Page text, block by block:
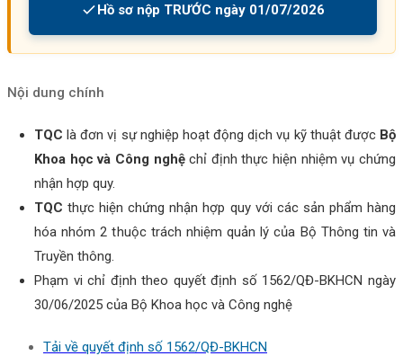
Hồ sơ nộp TRƯỚC ngày 01/07/2026
Nội dung chính
TQC là đơn vị sự nghiệp hoạt động dịch vụ kỹ thuật được Bộ
Khoa học và Công nghệchỉ định thực hiện nhiệm vụ chứng
nhận hợp quy.
TQC thực hiện chứng nhận hợp quy với các sản phẩm hàng
hóa nhóm 2 thuộc trách nhiệm quản lý của Bộ Thông tin và
Truyền thông.
Phạm vi chỉ định theo quyết định số 1562/QĐ-BKHCN ngày
30/06/2025 của Bộ Khoa học và Công nghệ
Tải về quyết định số 1562/QĐ-BKHCN